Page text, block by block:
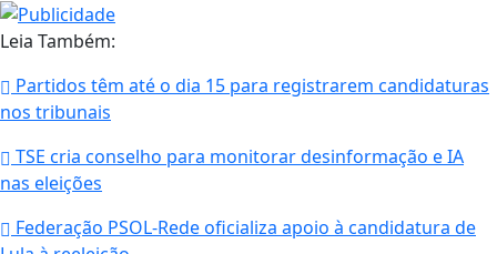
Leia Também:
Partidos têm até o dia 15 para registrarem candidaturas
nos tribunais
TSE cria conselho para monitorar desinformação e IA
nas eleições
Federação PSOL-Rede oficializa apoio à candidatura de